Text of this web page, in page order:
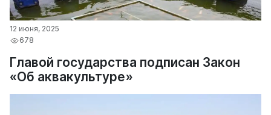
12 июня, 2025
678
Главой государства подписан Закон
«Об аквакультуре»